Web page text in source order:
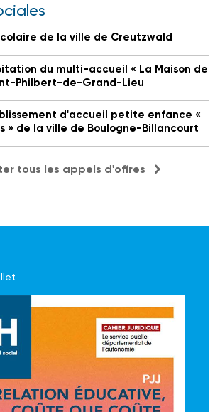
de la ville de Creutzwald
du multi-accueil « La Maison de
Philbert-de-Grand-Lieu
d'accueil petite enfance «
» de la ville de Boulogne-Billancourt
tous les appels d'offres